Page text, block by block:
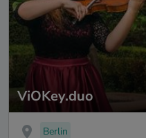
ViOKey.duo
Berlin